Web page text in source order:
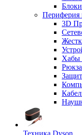
Периферия
3D
Хабы
Техника Dyson